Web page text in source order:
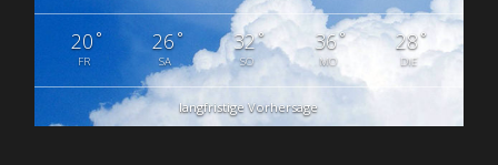
20°
FR
26°
SA
32°
SO
36°
MO
28°
DIE
langfristige Vorhersage